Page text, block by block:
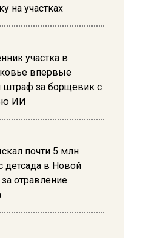
на участках
участка в
впервые
штраф за борщевик с
ИИ
почти 5 млн
детсада в Новой
отравление